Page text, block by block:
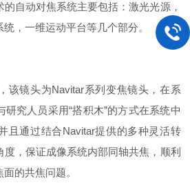
自动对焦系统主要包括：激光光源，
，一维运动平台等几个部分。
该镜头为Navitar系列变焦镜头，在系
究人员采用“搭积木”的方式在系统中
且通过结合Navitar提供的多种灵活转
，保证成像系统内部同轴共焦，顺利
的共焦问题。